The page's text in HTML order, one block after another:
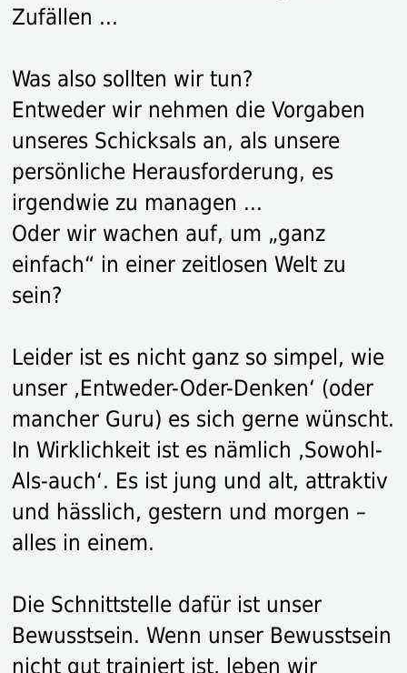
Zufällen ...
Was also sollten wir tun?
Entweder wir nehmen die Vorgaben
unseres Schicksals an, als unsere
persönliche Herausforderung, es
irgendwie zu managen ...
Oder wir wachen auf, um „ganz
einfach“ in einer zeitlosen Welt zu
sein?
Leider ist es nicht ganz so simpel, wie
unser ‚Entweder-Oder-Denken‘ (oder
mancher Guru) es sich gerne wünscht.
In Wirklichkeit ist es nämlich ‚Sowohl-
Als-auch‘. Es ist jung und alt, attraktiv
und hässlich, gestern und morgen –
alles in einem.
Die Schnittstelle dafür ist unser
Bewusstsein. Wenn unser Bewusstsein
nicht gut trainiert ist, leben wir